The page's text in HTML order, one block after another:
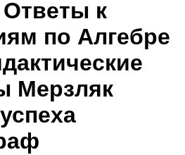
к
по Алгебре
Мерзляк